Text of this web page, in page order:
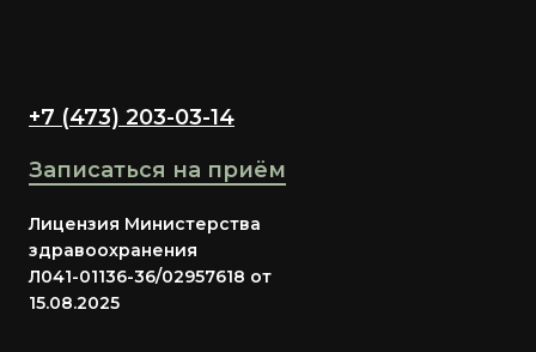
+7 (473) 203-03-14
Записаться на приём
Лицензия Министерства
здравоохранения
Л041-01136-36/02957618 от
15.08.2025